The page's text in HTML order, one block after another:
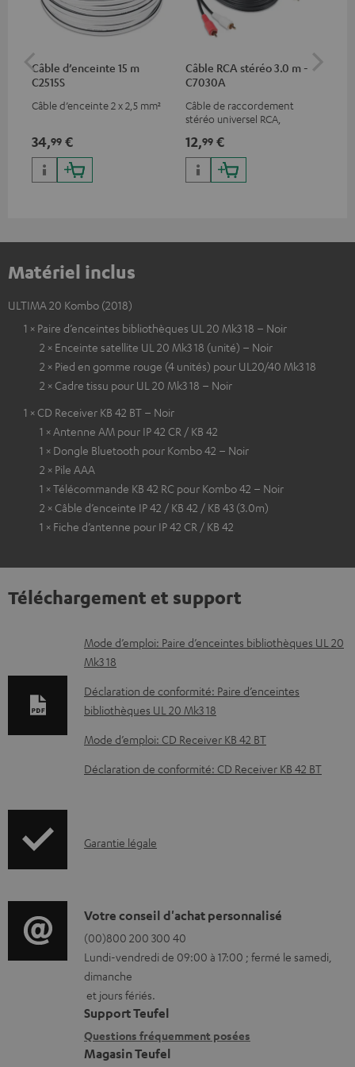
Câble d’enceinte 15 m
C2515S
Câble d’enceinte 2 x 2,5 mm²
34,99 €
Câble RCA stéréo 3.0 m -
C7030A
Câble de raccordement
stéréo universel RCA,
appareils équipés de prises
RCA
12,99 €
Matériel inclus
ULTIMA 20 Kombo (2018)
1 × Paire d’enceintes bibliothèques UL 20 Mk3 18 – Noir
2 × Enceinte satellite UL 20 Mk3 18 (unité) – Noir
2 × Pied en gomme rouge (4 unités) pour UL20/40 Mk3 18
2 × Cadre tissu pour UL 20 Mk3 18 – Noir
1 × CD Receiver KB 42 BT – Noir
1 × Antenne AM pour IP 42 CR / KB 42
1 × Dongle Bluetooth pour Kombo 42 – Noir
2 × Pile AAA
1 × Télécommande KB 42 RC pour Kombo 42 – Noir
2 × Câble d’enceinte IP 42 / KB 42 / KB 43 (3.0m)
1 × Fiche d’antenne pour IP 42 CR / KB 42
Téléchargement et support
D
o
c
u
m
e
s
l
é
c
h
a
r
g
Mode d’emploi: Paire d’enceintes bibliothèques UL 20
Mk3 18
Déclaration de conformité: Paire d’enceintes
bibliothèques UL 20 Mk3 18
Mode d’emploi: CD Receiver KB 42 BT
Déclaration de conformité: CD Receiver KB 42 BT
I
o
r
m
a
t
i
o
Garantie légale
D
é
t
a
i
l
s
Votre conseil d'achat personnalisé
(00)800 200 300 40
Lundi-vendredi de 09:00 à 17:00 ; fermé le samedi,
dimanche
et jours fériés.
Support Teufel
Questions fréquemment posées
Magasin Teufel